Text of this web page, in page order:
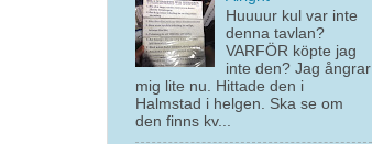
Huuuur kul var inte
denna tavlan?
VARFÖR köpte jag
inte den? Jag ångrar
mig lite nu. Hittade den i
Halmstad i helgen. Ska se om
den finns kv...